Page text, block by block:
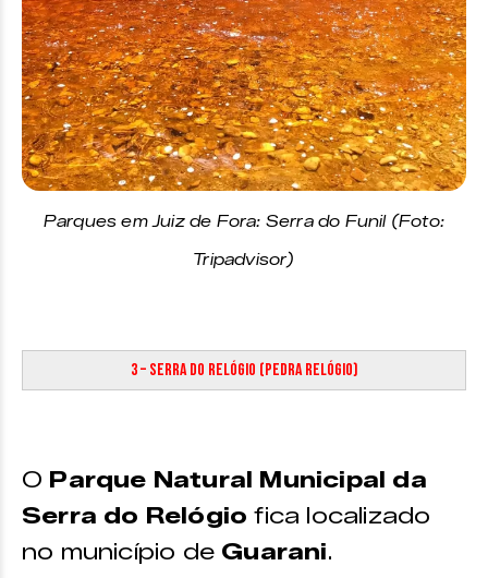
Parques em Juiz de Fora: Serra do Funil (Foto:
Tripadvisor)
3 – Serra do Relógio (Pedra Relógio)
O Parque Natural Municipal da
Serra do Relógio fica localizado
no município de Guarani.